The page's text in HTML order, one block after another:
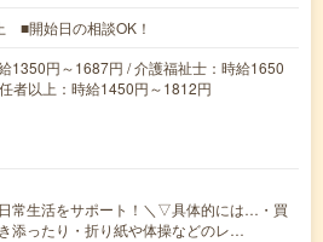
■開始日の相談OK！
1350円～1687円 / 介護福祉士：時給1650
者以上：時給1450円～1812円
常生活をサポート！＼▽具体的には…・買
添ったり・折り紙や体操などのレ…